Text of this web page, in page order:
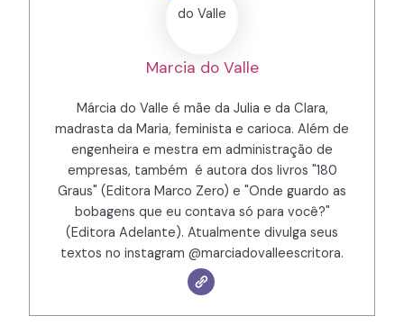
Marcia do Valle
Márcia do Valle é mãe da Julia e da Clara,
madrasta da Maria, feminista e carioca. Além de
engenheira e mestra em administração de
empresas, também é autora dos livros "180
Graus" (Editora Marco Zero) e "Onde guardo as
bobagens que eu contava só para você?"
(Editora Adelante). Atualmente divulga seus
textos no instagram @marciadovalleescritora.